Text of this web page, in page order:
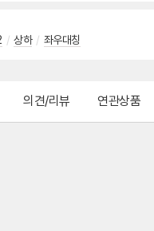
/ 상하 / 좌우대칭
의견/리뷰 연관상품